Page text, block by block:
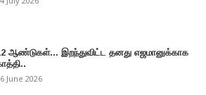
ஆண்டுகள்... இறந்துவிட்ட தனது எஜமானுக்காக
June 2026